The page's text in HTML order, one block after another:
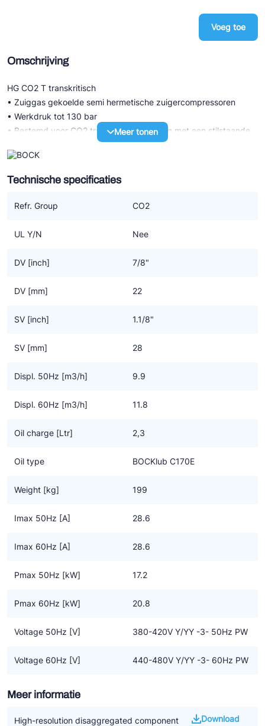
Voeg toe
Omschrijving
HG CO2 T transkritisch
• Zuiggas gekoelde semi hermetische zuigercompressoren
• Werkdruk tot 130 bar
• Bestemd voor CO2 transkritisch systeem met een stilstaande
druk LD 100 bar / HD 150 bar
• Hoogst mogelijke efficiency voor compressor en systeem
dankzij een specifiek CO2 design
HG P CO2 T transkritisch (LSPM)
Permanent Magnet) met verder dezelfde technische
• De hogere graad van efficiency door LSPM motor technologie
• Werkt synchroon, zonder slip dus daarom op hogere
tegelijkertijd even robuust zijn
koel- of verwarmingscapaciteit
meer opbrengst
• Hoge efficiency tegen de laagste bedrijfskosten
kwaliteit componenten
oliepomp
geluidsarm
mogelijk toepassingen
• CO2 applicaties vragen om een nieuw soort systeem en
• Het is nog geen algemene oplossing voor het vervangen van
• De aanwijzingen in de handleiding voor het installeren van CO2
op de op dat moment geldende kennisniveau. Het kan zijn dat
dit op termijn gewijzigd wordt door nieuwe ontwikkelingen
Meer tonen
Technische specificaties
Refr. Group CO2
UL Y/N Nee
DV [inch] 7/8"
DV [mm] 22
SV [inch] 1.1/8"
SV [mm] 28
Displ. 50Hz [m3/h] 9.9
Displ. 60Hz [m3/h] 11.8
Oil charge [Ltr] 2,3
Oil type BOCKlub C170E
Weight [kg] 199
Imax 50Hz [A] 28.6
Imax 60Hz [A] 28.6
Pmax 50Hz [kW] 17.2
Pmax 60Hz [kW] 20.8
Voltage 50Hz [V] 380-420V Y/YY -3- 50Hz PW
Voltage 60Hz [V] 440-480V Y/YY -3- 60Hz PW
Meer informatie
High-resolution disaggregated component
Download